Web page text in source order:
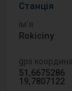
Станція
ім′я
Rokiciny
gps
51,6675286
19,7807122